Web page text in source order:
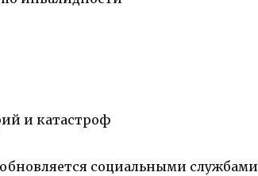
и катастроф
социальными службами